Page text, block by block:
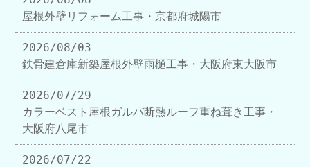
屋根外壁リフォーム工事・京都府城陽市
2026/08/03
鉄骨建倉庫新築屋根外壁雨樋工事・大阪府東大阪市
2026/07/29
カラーベスト屋根ガルバ断熱ルーフ重ね葺き工事・
大阪府八尾市
2026/07/22